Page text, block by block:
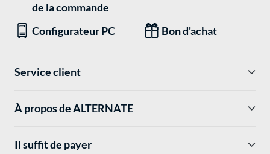
de la commande
Configurateur PC Bon d'achat
Service client
À propos de ALTERNATE
Il suffit de payer